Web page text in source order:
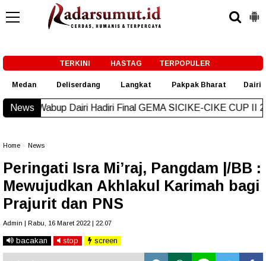
TERKINI HASTAG TERPOPULER
Medan Deliserdang Langkat Pakpak Bharat Dairi
News
Hadiri Final GEMA SICIKE-CIKE CUP II 2026, Ini Pesannya
Home News
Peringati Isra Mi’raj, Pangdam |/BB :
Mewujudkan Akhlakul Karimah bagi
Prajurit dan PNS
Admin | Rabu, 16 Maret 2022 | 22.07
bacakan stop screen